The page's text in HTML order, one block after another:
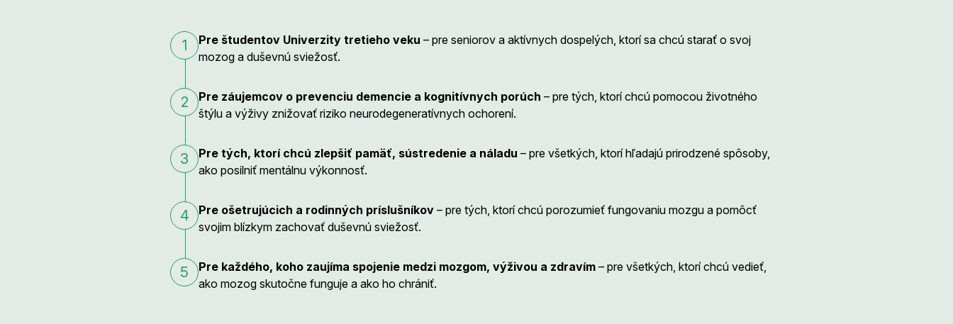
1 Pre študentov Univerzity tretieho veku – pre seniorov a aktívnych dospelých, ktorí sa chcú starať o svoj
mozog a duševnú sviežosť.
2 Pre záujemcov o prevenciu demencie a kognitívnych porúch – pre tých, ktorí chcú pomocou životného
štýlu a výživy znižovať riziko neurodegeneratívnych ochorení.
3 Pre tých, ktorí chcú zlepšiť pamäť, sústredenie a náladu – pre všetkých, ktorí hľadajú prirodzené spôsoby,
ako posilniť mentálnu výkonnosť.
4 Pre ošetrujúcich a rodinných príslušníkov – pre tých, ktorí chcú porozumieť fungovaniu mozgu a pomôcť
svojim blízkym zachovať duševnú sviežosť.
5 Pre každého, koho zaujíma spojenie medzi mozgom, výživou a zdravím – pre všetkých, ktorí chcú vedieť,
ako mozog skutočne funguje a ako ho chrániť.